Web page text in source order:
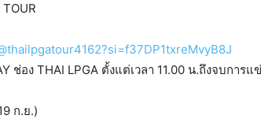
ช่อง THAI LPGA ตั้งแต่เวลา 11.00 น.ถึงจบการแ
ก.ย.)